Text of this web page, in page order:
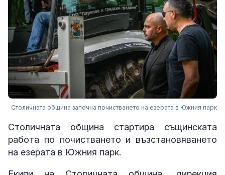
Столичната община започна почистването на езерата в Южния парк
Столичната община стартира същинската
работа по почистването и възстановяването
на езерата в Южния парк.